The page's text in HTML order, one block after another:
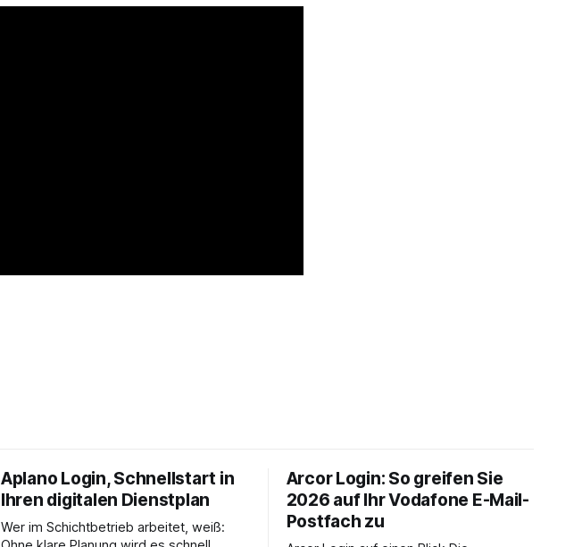
Aplano Login, Schnellstart in
Ihren digitalen Dienstplan
Wer im Schichtbetrieb arbeitet, weiß:
Arcor Login: So greifen Sie
2026 auf Ihr Vodafone E-Mail-
Postfach zu